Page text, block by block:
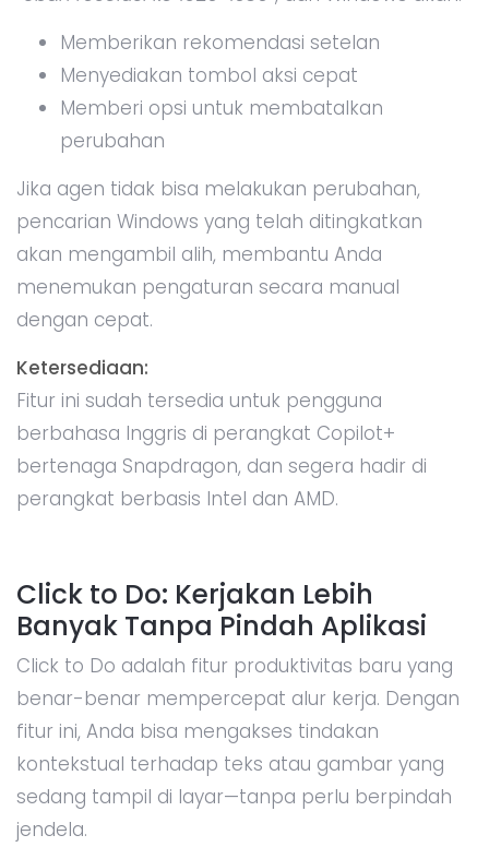
Memberikan rekomendasi setelan
Menyediakan tombol aksi cepat
Memberi opsi untuk membatalkan
perubahan
Jika agen tidak bisa melakukan perubahan,
pencarian Windows yang telah ditingkatkan
akan mengambil alih, membantu Anda
menemukan pengaturan secara manual
dengan cepat.
Ketersediaan:
Fitur ini sudah tersedia untuk pengguna
berbahasa Inggris di perangkat Copilot+
bertenaga Snapdragon, dan segera hadir di
perangkat berbasis Intel dan AMD.
Click to Do: Kerjakan Lebih
Banyak Tanpa Pindah Aplikasi
Click to Do adalah fitur produktivitas baru yang
benar-benar mempercepat alur kerja. Dengan
fitur ini, Anda bisa mengakses tindakan
kontekstual terhadap teks atau gambar yang
sedang tampil di layar—tanpa perlu berpindah
jendela.